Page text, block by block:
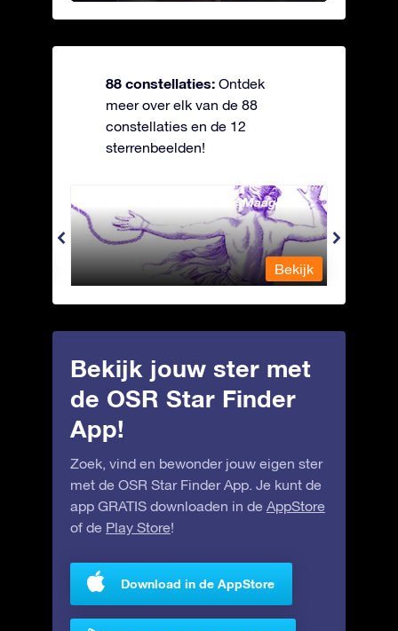
88 constellaties: Ontdek
meer over elk van de 88
constellaties en de 12
sterrenbeelden!
Andromeda - Geketende Maagd
Bekijk
Bekijk jouw ster met
de OSR Star Finder
App!
Zoek, vind en bewonder jouw eigen ster
met de OSR Star Finder App. Je kunt de
app GRATIS downloaden in de AppStore
of de Play Store!
Download in de AppStore